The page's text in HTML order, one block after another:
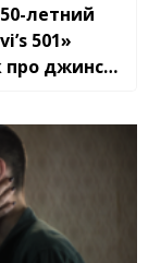
летний
501»
про джинсы